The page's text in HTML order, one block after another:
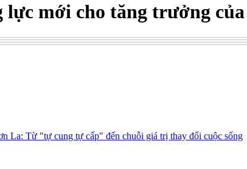
lực mới cho tăng trưởng
La: Từ "tự cung tự cấp" đến chuỗi giá trị thay đổi cuộc sống